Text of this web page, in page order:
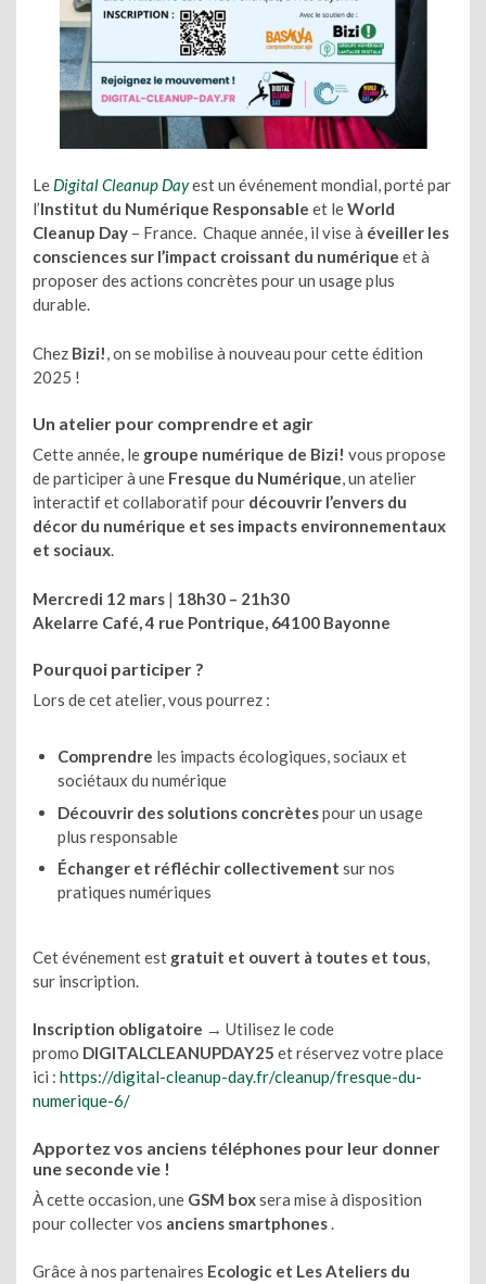
Le Digital Cleanup Dayest un événement mondial, porté par
l’Institut du Numérique Responsable et leWorld
Cleanup Day – France. Chaque année, il vise à éveiller les
consciences sur l’impact croissant du numérique et à
proposer des actions concrètes pour un usage plus
durable.
Chez Bizi! , on se mobilise à nouveau pour cette édition
2025 !
Un atelier pour comprendre et agir
Cette année, le groupe numérique de Bizi! vous propose
de participer à une Fresque du Numérique, un atelier
interactif et collaboratif pour découvrir l’envers du
décor du numérique et ses impacts environnementaux
et sociaux.
Mercredi 12 mars | 18h30 – 21h30
Akelarre Café, 4 rue Pontrique, 64100 Bayonne
Pourquoi participer ?
Lors de cet atelier, vous pourrez :
Comprendre les impacts écologiques, sociaux et
sociétaux du numérique
Découvrir des solutions concrètespour un usage
plus responsable
Échanger et réfléchir collectivement sur nos
pratiques numériques
Cet événement est gratuit et ouvert à toutes et tous
sur inscription.
Inscription obligatoire → Utilisez le code
promo DIGITALCLEANUPDAY25 et réservez votre place
ici : https://digital-cleanup-day.fr/cleanup/fresque-du-
numerique-6/
Apportez vos anciens téléphones pour leur donner
une seconde vie !
À cette occasion, une GSM boxsera mise à disposition
pour collecter vos anciens smartphones
Grâce à nos partenaires Ecologic et Les Ateliers du